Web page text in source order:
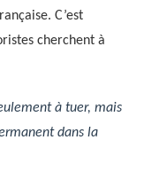
C’est
cherchent à
à tuer, mais
dans la